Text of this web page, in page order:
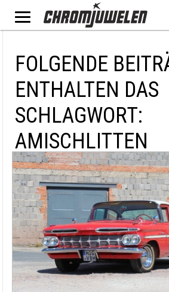
FOLGENDE
ENTHALTEN DAS
SCHLAGWORT:
AMISCHLITTEN